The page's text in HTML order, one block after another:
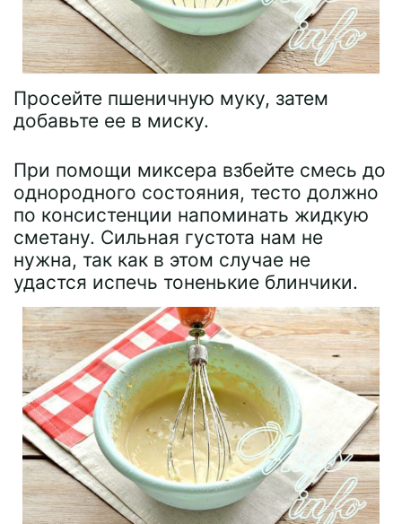
Просейте пшеничную муку, затем
добавьте ее в миску.
При помощи миксера взбейте смесь до
однородного состояния, тесто должно
по консистенции напоминать жидкую
сметану. Сильная густота нам не
нужна, так как в этом случае не
удастся испечь тоненькие блинчики.